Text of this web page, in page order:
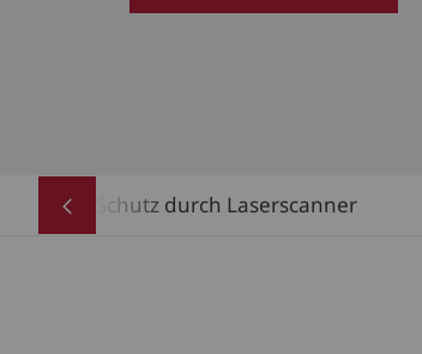
Schutz durch Laserscanner